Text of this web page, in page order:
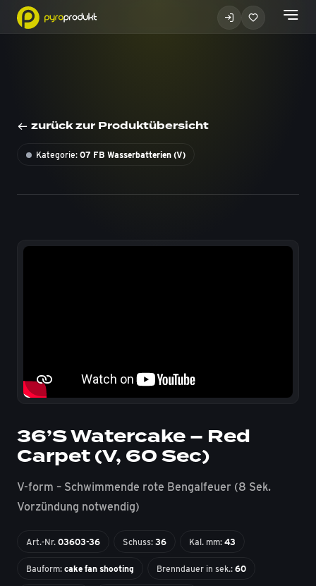
zurück zur Produktübersicht
Kategorie: 07 FB Wasserbatterien (V)
36’S Watercake – Red
Carpet (V, 60 Sec)
V-form – Schwimmende rote Bengalfeuer (8 Sek.
Vorzündung notwendig)
Art.-Nr. 03603-36 Schuss: 36 Kal. mm: 43
Bauform: cake fan shooting Brenndauer in sek.: 60